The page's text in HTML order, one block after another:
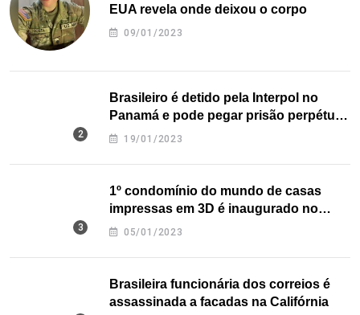
EUA revela onde deixou o corpo
09/01/2023
Brasileiro é detido pela Interpol no
Panamá e pode pegar prisão perpétua
nos EUA
19/01/2023
1º condomínio do mundo de casas
impressas em 3D é inaugurado no
Texas
05/01/2023
Brasileira funcionária dos correios é
assassinada a facadas na Califórnia